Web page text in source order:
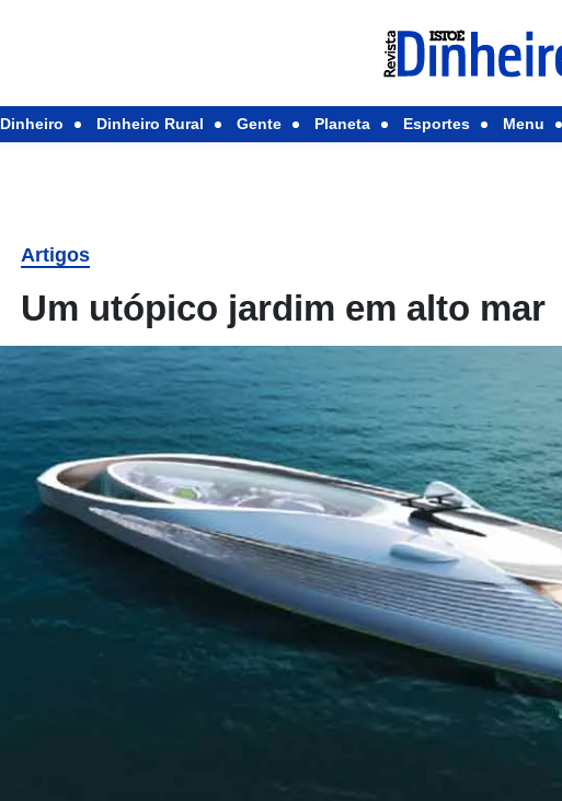
Dinheiro Dinheiro Rural Gente Planeta Esportes Menu
Artigos
Um utópico jardim em alto mar